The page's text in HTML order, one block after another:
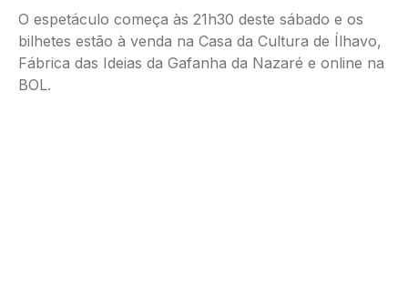
O espetáculo começa às 21h30 deste sábado e os
bilhetes estão à venda na Casa da Cultura de Ílhavo,
Fábrica das Ideias da Gafanha da Nazaré e online na
BOL.